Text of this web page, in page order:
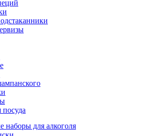
наборы для алкоголя